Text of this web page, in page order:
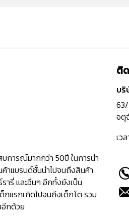
การณ์มากกว่า 50ปี ในการนำ
าแบรนด์ชั้นนำไปจนถึงสินค้า
ารี่ และอื่นๆ อีกทั้งยังเป็น
แรกเกิดไปจนถึงเด็กโต รวม
อีกด้วย
ติ
บริ
จตุ
เว